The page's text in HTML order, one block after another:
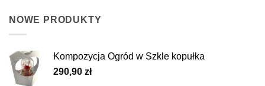
NOWE PRODUKTY
Kompozycja Ogród w Szkle kopułka
290,90 zł